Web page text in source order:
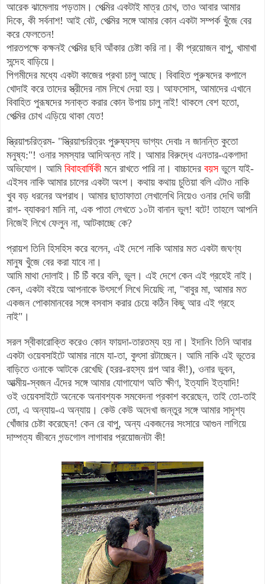
আরেক ঝামেলায় পড়তাম। পেত্মির একটাই মাত্র চোখ, তাও আবার আমার
দিকে, কী সর্বনাশ! আই বেট, পেত্মির সঙ্গে আমার কোন একটা সম্পর্ক খুঁজে বের
করে ফেলতেন!
পারতপক্ষে কক্ষনই পেত্মির ছবি আঁকার চেষ্টা করি না। কী প্রয়োজন বাপু, খামাখা
সন্দেহ বাড়িয়ে ।
পিগমীদের মধ্যে একটা কাজের প্রথা চালু আছে। বিবাহিত পুরুষদের কপালে
খোদাই করে তাদের স্ত্রীদের নাম লিখে দেয়া হয়। আফসোস, আমাদের এখানে
বিবাহিত পুরূষদের সনাক্ত করার কোন উপায় চালু নাই! থাকলে বেশ হতো,
পেত্মির চোখ এড়িয়ে থাকা যেত!
স্ত্রিয়াশ্চরিত্রম- "স্ত্রিয়াশ্চরিত্রং পুরুষ্যস্য ভাগ্যং দেবাঃ ন জানন্তি কুতো
মনুষ্য:‍"! ওনার সমস্যার আদিঅন্ত নাই । আমার বিরুদ্ধে এনতার-একগাদা
অভিযোগ । আমি বিবাহবার্ষিকী মনে রাখতে পারি না। বাচ্চাদের বয়সভুলে যাই-
এইসব নাকি আমার চালের একটা অংশ। কথায় কথায় চুতিয়া বলি এটাও নাকি
খুব বড় ধরনের অপরাধ। আমার ছাতাফাতা লেখালেখি নিয়েও ওনার দেখি ভারী
রাগ- ব্যাকরণ মানি না, এক পাতা লেখতে ১০টা বানান ভুল! বটে! তাহলে আপনি
নিজেই লিখে ফেলুন না, আটকাচ্ছে কে?
প্রয়শতিনি হিসহিস করে বলেন, এই দেশে নাকি আমার মত একটা জঘণ্য
মানুষ খুঁজে বের করা যাবে না।
আমি মাথা দোলাই । চিঁ চিঁ করে বলি, ভুল । এই দেশে কেন এই গ্রহেই নাই ।
কেন, একটা বইয়ে আপনাকে উৎসর্গে লিখে দিয়েছিনা, "বাবুর মা, আমার মত
একজন পোকামানবের সঙ্গে বসবাস করার চেয়ে কঠিন কিছু আর এই গ্রহে
নাই"।
সরল স্বীকারোক্তি করেও কোন ফায়দা-তারতম্য হয় না। ইদানিং তিনি আবার
একটা ওয়েবসাইটে আমার নামে যা-তা, কুৎসা রটাচ্ছেন । আমি নাকি এই ভূতের
বাড়িতে ওনাকে আটকে রেখেছি (হরর-রহস্য গল্প আর কী!), ওনার ভুবন,
আত্মীয়-স্বজন এঁদের সঙ্গে আমার যোগাযোগ অতি ক্ষীণ, ইত্যাদি ইত্যাদি!
ওই ওয়েবসাইটে অনেকে অনাবশ্যক সমবেদনা প্রকাশ করেছেন, তাই তো-তাই
তো, এ অন্যায়-এ অন্যায়। কেউ কেউ অদেখা জন্তুর সঙ্গে আমার সাদৃশ্য
খোঁজার চেষ্টা করেছেন! কেন রে বাপু, অন্য একজনের সংসারে আগুন লাগিয়ে
দাম্পত্য জীবনে গন্ডগোল লাগাবার প্রয়োজনটা কী!